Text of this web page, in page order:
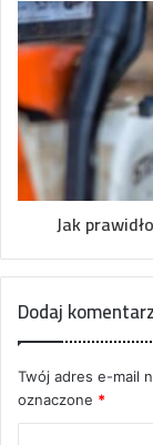
Jak
Dodaj komentarz
Twój adres e-mail
oznaczone *